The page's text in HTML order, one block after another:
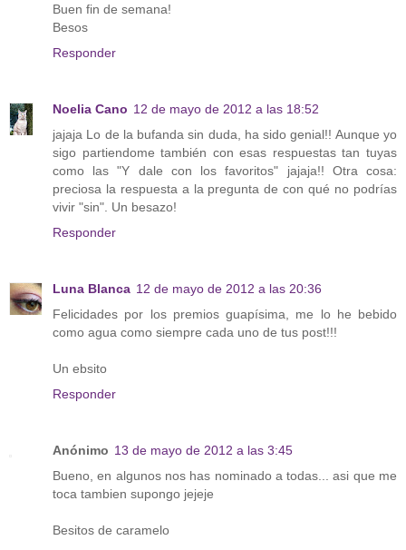
Buen fin de semana!
Besos
Responder
Noelia Cano 12 de mayo de 2012 a las 18:52
jajaja Lo de la bufanda sin duda, ha sido genial!! Aunque yo
sigo partiendome también con esas respuestas tan tuyas
como las "Y dale con los favoritos" jajaja!! Otra cosa:
preciosa la respuesta a la pregunta de con qué no podrías
vivir "sin". Un besazo!
Responder
Luna Blanca 12 de mayo de 2012 a las 20:36
Felicidades por los premios guapísima, me lo he bebido
como agua como siempre cada uno de tus post!!!
Un ebsito
Responder
Anónimo 13 de mayo de 2012 a las 3:45
Bueno, en algunos nos has nominado a todas... asi que me
toca tambien supongo jejeje
Besitos de caramelo